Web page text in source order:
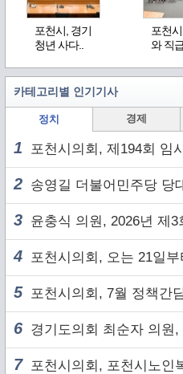
포천시, 경기
청년 사다..
포천
와 직급
카테고리별 인기기사
정치 경제
1 포천시의회, 제194회 임
2 송영길 더불어민주당 당대표 후보, 경
3 윤충식 의원, 2026년 제3회
4 포천시의회, 오는 21일부터
5 포천시의회, 7월 정책간담
6 경기도의회 최순자 의원, 포천
7포천시의회, 포천시노인